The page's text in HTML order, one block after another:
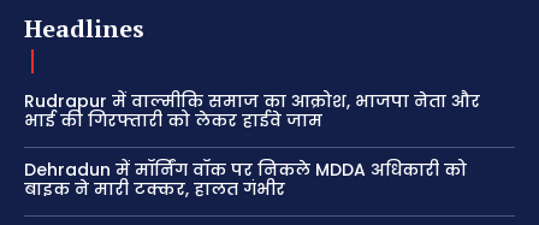
Headlines
Rudrapur में वाल्मीकि समाज का आक्रोश, भाजपा नेता और
भाई की गिरफ्तारी को लेकर हाईवे जाम
Dehradun में मॉर्निंग वॉक पर निकले MDDA अधिकारी को
बाइक ने मारी टक्कर, हालत गंभीर